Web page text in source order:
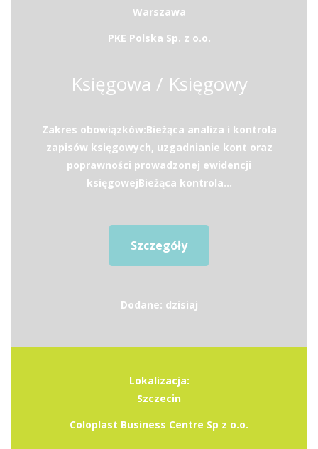
Warszawa
PKE Polska Sp. z o.o.
Księgowa / Księgowy
Zakres obowiązków:Bieżąca analiza i kontrola
zapisów księgowych, uzgadnianie kont oraz
poprawności prowadzonej ewidencji
księgowejBieżąca kontrola...
Szczegóły
Dodane: dzisiaj
Lokalizacja:
Szczecin
Coloplast Business Centre Sp z o.o.